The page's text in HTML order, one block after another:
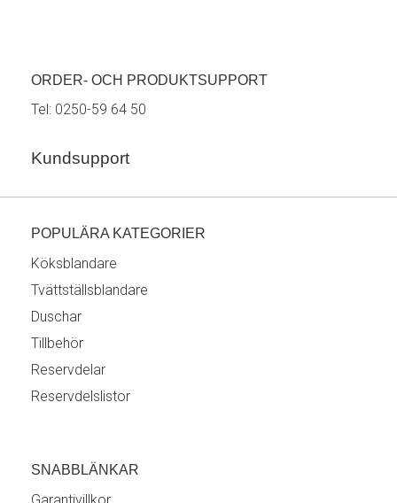
ORDER- OCH PRODUKTSUPPORT
Tel: 0250-59 64 50
Kundsupport
POPULÄRA KATEGORIER
Köksblandare
Tvättställsblandare
Duschar
Tillbehör
Reservdelar
Reservdelslistor
SNABBLÄNKAR